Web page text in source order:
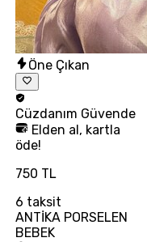
Öne Çıkan
Cüzdanım Güvende
Elden al, kartla
öde!
750 TL
6 taksit
ANTİKA PORSELEN
BEBEK